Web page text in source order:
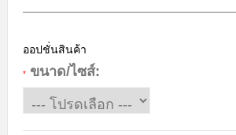
ออปชั่นสินค้า
* ขนาด/ไซส์: